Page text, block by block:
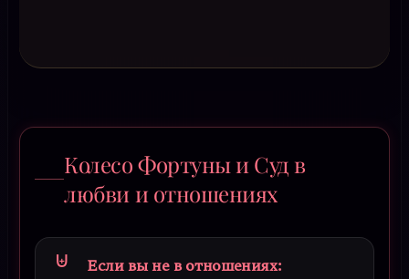
Колесо Фортуны и Суд в
любви и отношениях
Если вы не в отношениях: